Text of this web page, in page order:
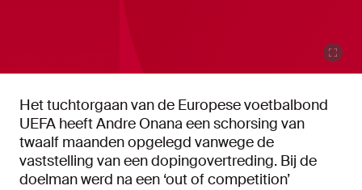
Het tuchtorgaan van de Europese voetbalbond
UEFA heeft Andre Onana een schorsing van
twaalf maanden opgelegd vanwege de
vaststelling van een dopingovertreding. Bij de
doelman werd na een ‘out of competition’